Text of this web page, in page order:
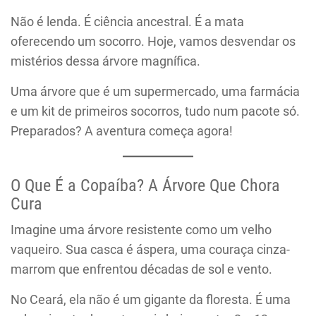
Não é lenda. É ciência ancestral. É a mata
oferecendo um socorro. Hoje, vamos desvendar os
mistérios dessa árvore magnífica.
Uma árvore que é um supermercado, uma farmácia
e um kit de primeiros socorros, tudo num pacote só.
Preparados? A aventura começa agora!
O Que É a Copaíba? A Árvore Que Chora
Cura
Imagine uma árvore resistente como um velho
vaqueiro. Sua casca é áspera, uma couraça cinza-
marrom que enfrentou décadas de sol e vento.
No Ceará, ela não é um gigante da floresta. É uma